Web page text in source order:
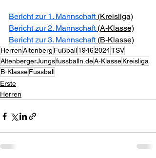
Bericht zur 1. Mannschaft (Kreisliga)
Bericht zur 2. Mannschaft (A-Klasse)
Bericht zur 3. Mannschaft (B-Klasse)
HerrenAltenberg Fußball19462024TSV
AltenbergerJungsfussballn.deA-KlasseKreisliga
B-KlasseFussball
Erste
Herren